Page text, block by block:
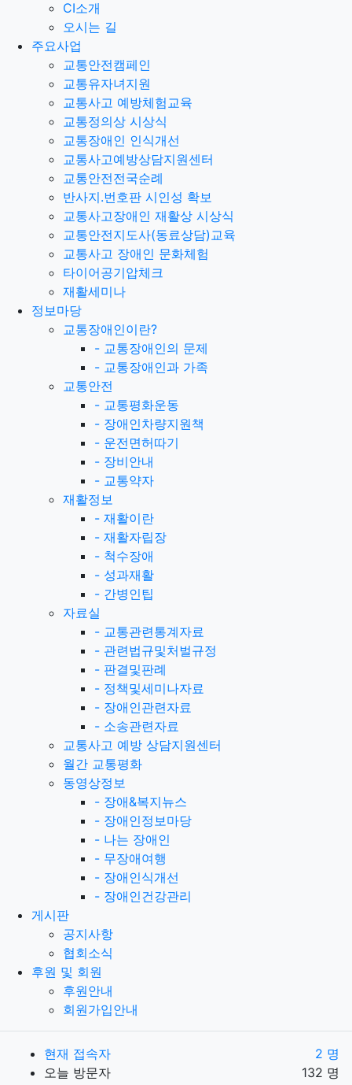
CI소개
오시는 길
주요사업
교통안전캠페인
교통유자녀지원
교통사고 예방체험교육
교통정의상 시상식
교통장애인 인식개선
교통사고예방상담지원센터
교통안전전국순례
반사지.번호판 시인성 확보
교통사고장애인 재활상 시상식
교통안전지도사(동료상담)교육
교통사고 장애인 문화체험
타이어공기압체크
재활세미나
정보마당
교통장애인이란?
- 교통장애인의 문제
- 교통장애인과 가족
교통안전
- 교통평화운동
- 장애인차량지원책
- 운전면허따기
- 장비안내
- 교통약자
재활정보
- 재활이란
- 재활자립장
- 척수장애
- 성과재활
- 간병인팁
자료실
- 교통관련통계자료
- 관련법규및처벌규정
- 판결및판례
- 정책및세미나자료
- 장애인관련자료
- 소송관련자료
교통사고 예방 상담지원센터
월간 교통평화
동영상정보
- 장애&복지뉴스
- 장애인정보마당
- 나는 장애인
- 무장애여행
- 장애인식개선
- 장애인건강관리
게시판
공지사항
협회소식
후원 및 회원
후원안내
회원가입안내
현재 접속자
2 명
오늘 방문자
132 명